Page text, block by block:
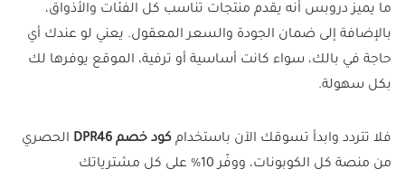
ما يميز دروبس أنه يقدم منتجات تناسب كل الفئات والأذواق،
بالإضافة إلى ضمان الجودة والسعر المعقول. يعني لو عندك أي
حاجة في بالك، سواء كانت أساسية أو ترفية، الموقع يوفرها لك
بكل سهولة.
فلا تتردد وابدأ تسوقك الآن باستخدام كود خصم DPR46
الحصري
من منصة كل الكوبونات، ووفّر 10% على كل مشترياتك